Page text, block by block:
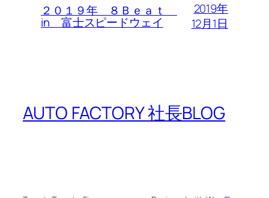
２０１９年 ８Ｂｅａｔ
in 富士スピードウェイ
2019年
12月1日
AUTO FACTORY 社長BLOG